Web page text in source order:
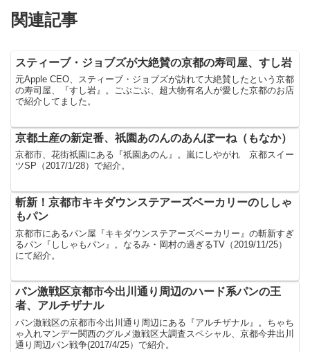
関連記事
スティーブ・ジョブズが大絶賛の京都の寿司屋、すし岩
元Apple CEO、スティーブ・ジョブズが訪れて大絶賛したという京都
の寿司屋、『すし岩』。ごぶごぶ、超大物有名人が愛した京都のお店
で紹介してました。
京都土産の新定番、祇園あのんのあんぽーね（もなか）
京都市、花街祇園にある『祇園あのん』。嵐にしやがれ 京都スイー
ツSP（2017/1/28）で紹介。
斬新！京都市キキダウンステアーズベーカリーのししゃ
もパン
京都市にあるパン屋『キキダウンステアーズベーカリー』の斬新すぎ
るパン『ししゃもパン』。なるみ・岡村の過ぎるTV（2019/11/25）
にて紹介。
パン激戦区京都市今出川通り周辺のハード系パンの王
者、アルチザナル
パン激戦区の京都市今出川通り周辺にある『アルチザナル』。ちゃち
ゃ入れマンデー関西のグルメ激戦区大調査スペシャル、京都今井出川
通り周辺パン戦争(2017/4/25）で紹介。